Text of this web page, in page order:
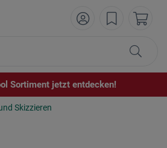
Sortiment jetzt entdecken!
Skizzieren